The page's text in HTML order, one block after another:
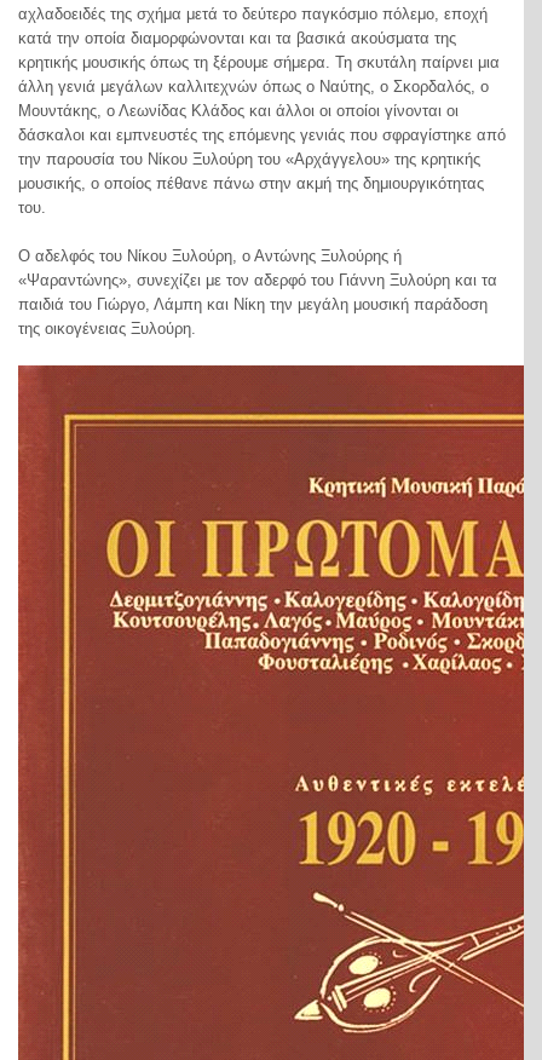
αχλαδοειδές της σχήμα μετά το δεύτερο παγκόσμιο πόλεμο, εποχή
κατά την οποία διαμορφώνονται και τα βασικά ακούσματα της
κρητικής μουσικής όπως τη ξέρουμε σήμερα. Τη σκυτάλη παίρνει μια
άλλη γενιά μεγάλων καλλιτεχνών όπως ο Ναύτης, ο Σκορδαλός, ο
Μουντάκης, ο Λεωνίδας Κλάδος και άλλοι οι οποίοι γίνονται οι
δάσκαλοι και εμπνευστές της επόμενης γενιάς που σφραγίστηκε από
την παρουσία του Νίκου Ξυλούρη του «Αρχάγγελου» της κρητικής
μουσικής, ο οποίος πέθανε πάνω στην ακμή της δημιουργικότητας
του.
Ο αδελφός του Νίκου Ξυλούρη, ο Αντώνης Ξυλούρης ή
«Ψαραντώνης», συνεχίζει με τον αδερφό του Γιάννη Ξυλούρη και τα
παιδιά του Γιώργο, Λάμπη και Νίκη την μεγάλη μουσική παράδοση
της οικογένειας Ξυλούρη.